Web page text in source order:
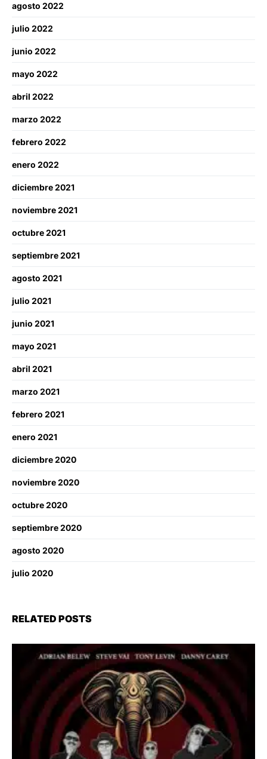
agosto 2022
julio 2022
junio 2022
mayo 2022
abril 2022
marzo 2022
febrero 2022
enero 2022
diciembre 2021
noviembre 2021
octubre 2021
septiembre 2021
agosto 2021
julio 2021
junio 2021
mayo 2021
abril 2021
marzo 2021
febrero 2021
enero 2021
diciembre 2020
noviembre 2020
octubre 2020
septiembre 2020
agosto 2020
julio 2020
RELATED POSTS